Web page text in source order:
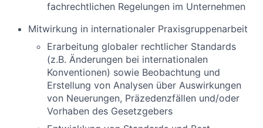
fachrechtlichen Regelungen im Unternehmen
Mitwirkung in internationaler Praxisgruppenarbeit
Erarbeitung globaler rechtlicher Standards
(z.B. Änderungen bei internationalen
Konventionen) sowie Beobachtung und
Erstellung von Analysen über Auswirkungen
von Neuerungen, Präzedenzfällen und/oder
Vorhaben des Gesetzgebers